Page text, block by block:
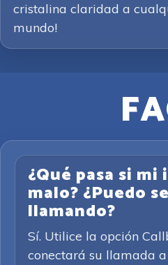
cristalina claridad a
mundo!
¿Qué pasa si
malo? ¿Puedo
llamando?
Sí. Utilice la opción
conectará su llamada